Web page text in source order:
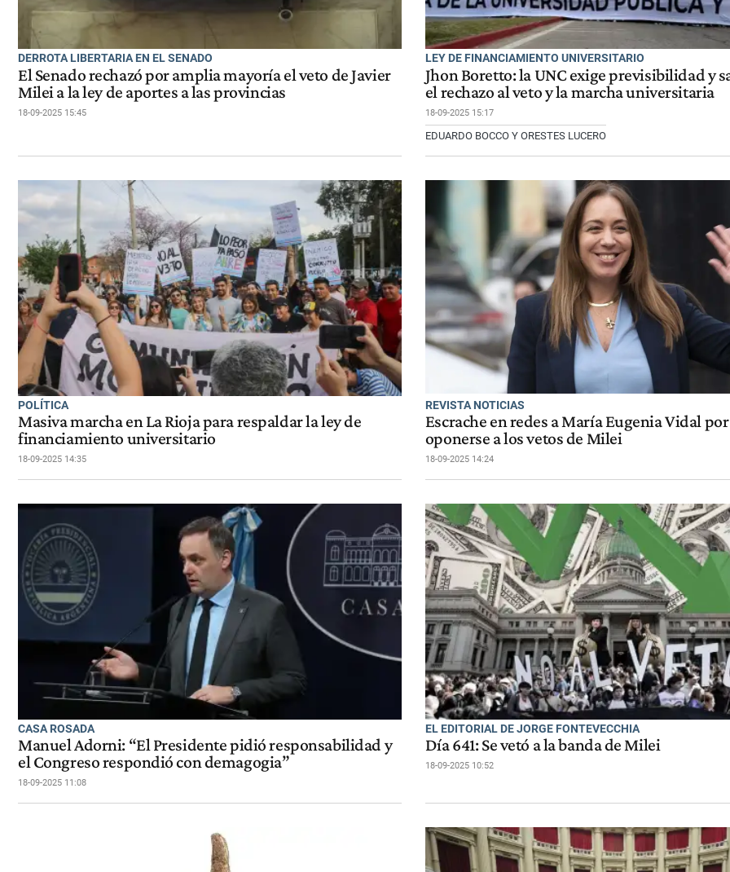
DERROTA LIBERTARIA EN EL SENADO
El Senado rechazó por amplia mayoría el veto de Javier
Milei a la ley de aportes a las provincias
18-09-2025 15:45
LEY DE FINANCIAMIENTO UNIVERSITARIO
Jhon Boretto: la UNC exige previsibilidad y
el rechazo al veto y la marcha universitaria
18-09-2025 15:17
EDUARDO BOCCO Y ORESTES LUCERO
POLÍTICA
Masiva marcha en La Rioja para respaldar la ley de
financiamiento universitario
18-09-2025 14:35
REVISTA NOTICIAS
Escrache en redes a María Eugenia Vidal
oponerse a los vetos de Milei
18-09-2025 14:24
CASA ROSADA
Manuel Adorni: “El Presidente pidió responsabilidad y
el Congreso respondió con demagogia”
18-09-2025 11:08
EL EDITORIAL DE JORGE FONTEVECCHIA
Día 641: Se vetó a la banda de Milei
18-09-2025 10:52